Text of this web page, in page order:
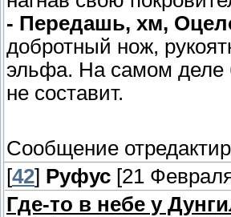
- Передашь, хм,
добротный нож,
эльфа. На самом деле
не составит.
Сообщение
[42] Руфус [21
Где-то в небе у